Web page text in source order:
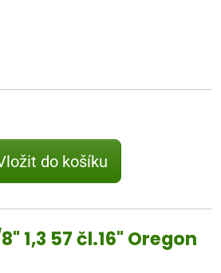
do košíku
1,3 57 čl.16" Oregon